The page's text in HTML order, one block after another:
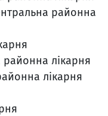
районна
лікарня
лікарня